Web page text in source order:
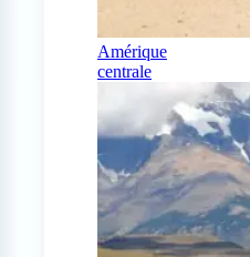
Amérique
centrale